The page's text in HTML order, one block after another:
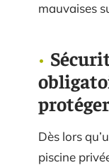
mauvaises
Dès lors
piscine